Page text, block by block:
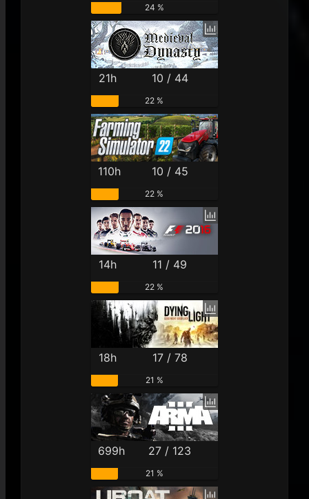
24 %
21h 10 / 44
22 %
110h 10 / 45
22 %
14h 11 / 49
22 %
18h 17 / 78
21 %
699h 27 / 123
21 %